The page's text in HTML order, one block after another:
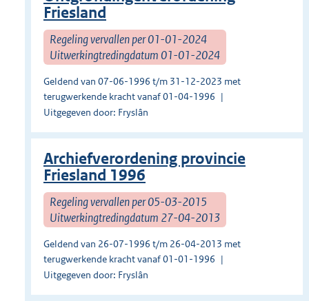
Friesland
Regeling vervallen per 01-01-2024
Uitwerkingtredingdatum 01-01-2024
Geldend van 07-06-1996 t/m 31-12-2023 met
terugwerkende kracht vanaf 01-04-1996
Uitgegeven door: Fryslân
Archiefverordening provincie
Friesland 1996
Regeling vervallen per 05-03-2015
Uitwerkingtredingdatum 27-04-2013
Geldend van 26-07-1996 t/m 26-04-2013 met
terugwerkende kracht vanaf 01-01-1996
Uitgegeven door: Fryslân